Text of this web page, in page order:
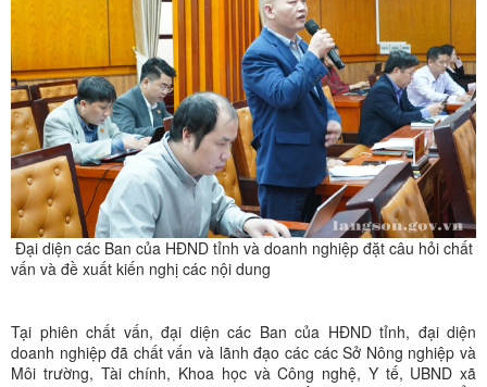
Đại diện các Ban của HĐND tỉnh và doanh nghiệp đặt câu hỏi chất
vấn và đề xuất kiến nghị các nội dung
Tại phiên chất vấn, đại diện các Ban của HĐND tỉnh, đại diện
doanh nghiệp đã chất vấn và lãnh đạo các các Sở Nông nghiệp và
Môi trường, Tài chính, Khoa học và Công nghệ, Y tế, UBND xã